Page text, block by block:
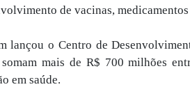
de vacinas, medicamentos
lançou o Centro de
mais de R$ 700 milhões
em saúde.